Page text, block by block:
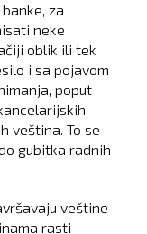
za
neke
oblik ili tek
i sa pojavom
poput
veština. To se
gubitka radnih
veštine
rasti